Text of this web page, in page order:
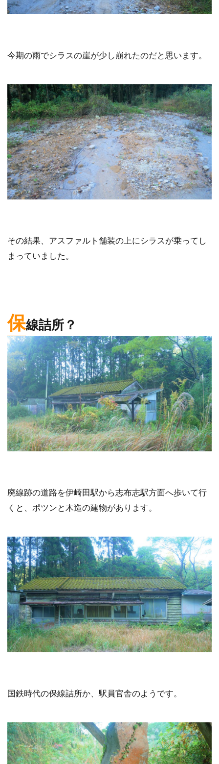
今期の雨でシラスの崖が少し崩れたのだと思います。
その結果、アスファルト舗装の上にシラスが乗ってし
まっていました。
保線詰所？
廃線跡の道路を伊崎田駅から志布志駅方面へ歩いて行
くと、ポツンと木造の建物があります。
国鉄時代の保線詰所か、駅員官舎のようです。